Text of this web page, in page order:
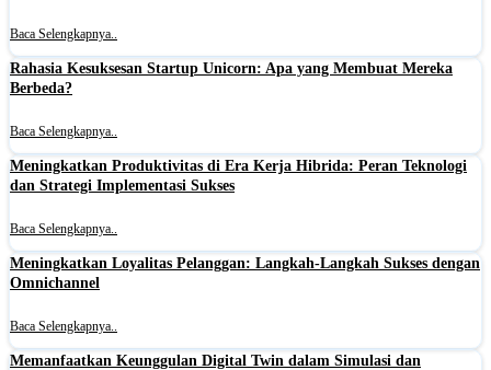
Baca Selengkapnya..
Rahasia Kesuksesan Startup Unicorn: Apa yang Membuat Mereka
Berbeda?
Baca Selengkapnya..
Meningkatkan Produktivitas di Era Kerja Hibrida: Peran Teknologi
dan Strategi Implementasi Sukses
Baca Selengkapnya..
Meningkatkan Loyalitas Pelanggan: Langkah-Langkah Sukses dengan
Omnichannel
Baca Selengkapnya..
Memanfaatkan Keunggulan Digital Twin dalam Simulasi dan